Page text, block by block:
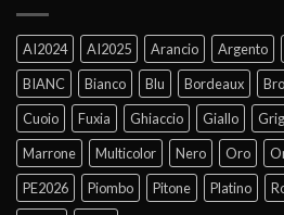
AI2024 AI2025 Arancio Argento
BIANC
Bianco Blu Bordeaux
Cuoio
Fuxia Ghiaccio Giallo
Marrone
Multicolor Nero Oro
PE2026
Piombo Pitone Platino